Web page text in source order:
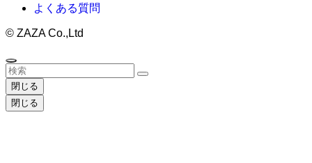
よくある質問
© ZAZA Co.,Ltd
閉じる
閉じる